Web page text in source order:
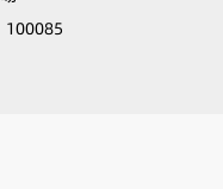
100085